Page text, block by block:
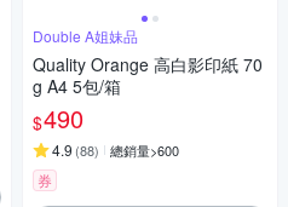
Double A姐妹品
Quality Orange 高白影印紙 70
g A4 5包/箱
$490
4.9 (88) 總銷量>600
券